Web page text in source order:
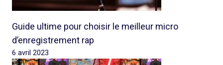
Guide ultime pour choisir le meilleur micro
d’enregistrement rap
6 avril 2023